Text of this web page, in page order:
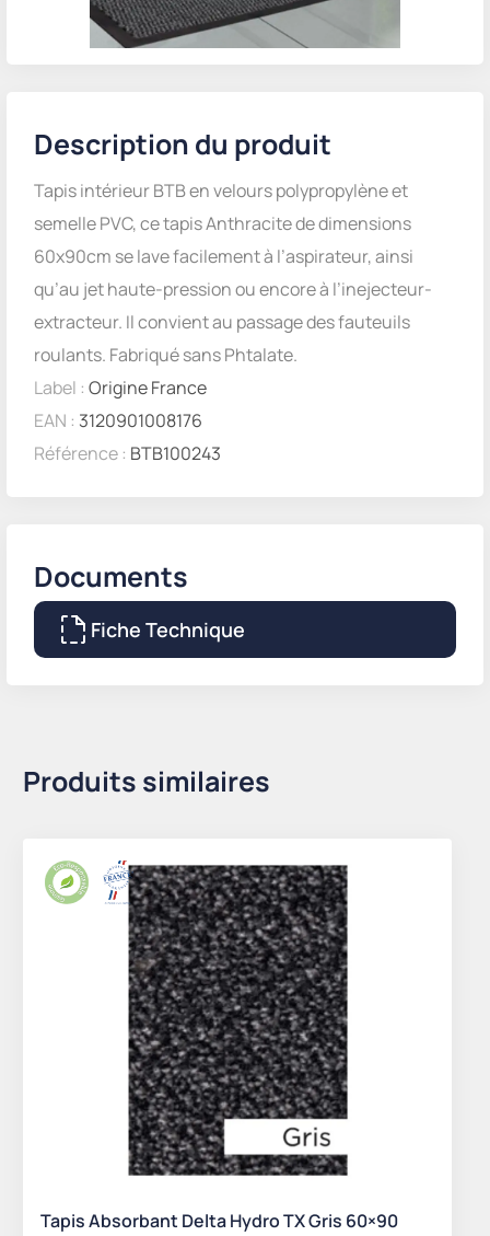
Description du produit
Tapis intérieur BTB en velours polypropylène et
semelle PVC, ce tapis Anthracite de dimensions
60x90cm se lave facilement à l’aspirateur, ainsi
qu’au jet haute-pression ou encore à l’inejecteur-
extracteur. Il convient au passage des fauteuils
roulants. Fabriqué sans Phtalate.
Label : Origine France
EAN : 3120901008176
Référence : BTB100243
Documents
Fiche Technique
Produits similaires
Tapis Absorbant Delta Hydro TX Gris 60×90